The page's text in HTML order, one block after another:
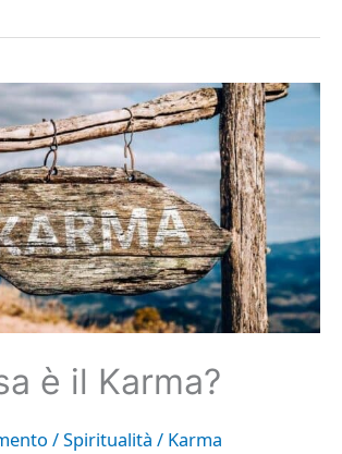
è il Karma?
/Spiritualità / Karma